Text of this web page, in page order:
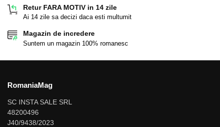
Retur FARA MOTIV in 14 zile
Ai 14 zile sa decizi daca esti multumit
Magazin de incredere
Suntem un magazin 100% romanesc
RomaniaMag
SC INSTA SALE SRL
48200496
J40/9438/2023